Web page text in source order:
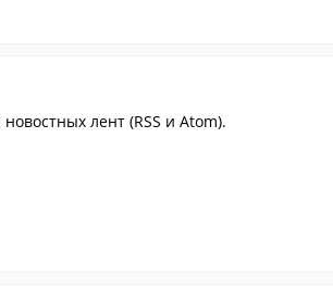
лент (RSS и Atom).